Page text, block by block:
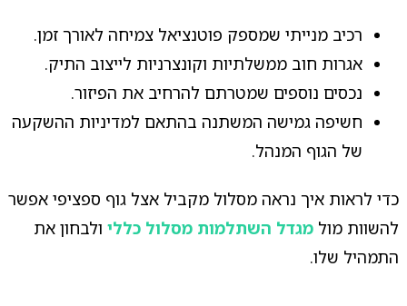
רכיב מנייתי שמספק פוטנציאל צמיחה לאורך זמן.
אגרות חוב ממשלתיות וקונצרניות לייצוב התיק.
נכסים נוספים שמטרתם להרחיב את הפיזור.
חשיפה גמישה המשתנה בהתאם למדיניות ההשקעה
של הגוף המנהל.
כדי לראות איך נראה מסלול מקביל אצל גוף ספציפי אפשר
להשוות מול מגדל השתלמות מסלול כלליולבחון את
התמהיל שלו.